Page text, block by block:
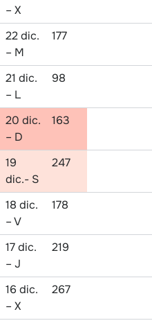
– X
22 dic.
– M
177
21 dic.
– L
98
20 dic.
– D
163
19
dic.- S
247
18 dic.
– V
178
17 dic.
– J
219
16 dic.
– X
267